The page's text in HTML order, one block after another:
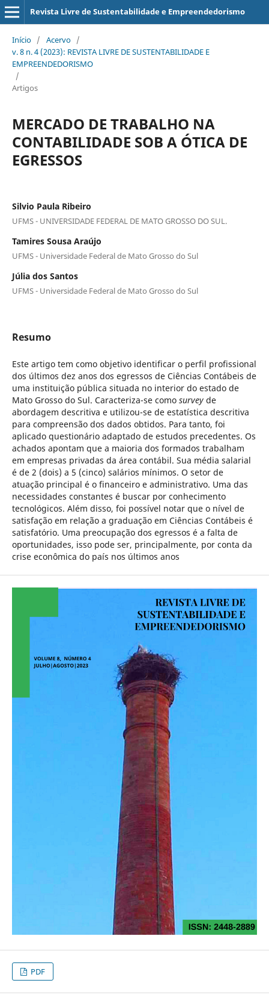
Revista Livre de Sustentabilidade e Empreendedorismo
Início / Acervo /
v. 8 n. 4 (2023): REVISTA LIVRE DE SUSTENTABILIDADE E
EMPREENDEDORISMO
/
Artigos
MERCADO DE TRABALHO NA
CONTABILIDADE SOB A ÓTICA DE
EGRESSOS
Silvio Paula Ribeiro
UFMS - UNIVERSIDADE FEDERAL DE MATO GROSSO DO SUL.
Tamires Sousa Araújo
UFMS - Universidade Federal de Mato Grosso do Sul
Júlia dos Santos
UFMS - Universidade Federal de Mato Grosso do Sul
Resumo
Este artigo tem como objetivo identificar o perfil profissional
dos últimos dez anos dos egressos de Ciências Contábeis de
uma instituição pública situada no interior do estado de
Mato Grosso do Sul. Caracteriza-se como surveyde
abordagem descritiva e utilizou-se de estatística descritiva
para compreensão dos dados obtidos. Para tanto, foi
aplicado questionário adaptado de estudos precedentes. Os
achados apontam que a maioria dos formados trabalham
em empresas privadas da área contábil. Sua média salarial
é de 2 (dois) a 5 (cinco) salários mínimos. O setor de
atuação principal é o financeiro e administrativo. Uma das
necessidades constantes é buscar por conhecimento
tecnológicos. Além disso, foi possível notar que o nível de
satisfação em relação a graduação em Ciências Contábeis é
satisfatório. Uma preocupação dos egressos é a falta de
oportunidades, isso pode ser, principalmente, por conta da
crise econômica do país nos últimos anos
PDF